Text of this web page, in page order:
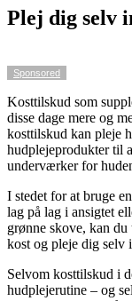
Plej dig selv
Sponsored
Kosttilskud som
disse dage mere og
kosttilskud kan pleje
hudplejeprodukter til
underværker for
I stedet for at bruge
lag på lag i ansigtet
grønne skove, kan
kost og pleje dig selv
Selvom kosttilskud i
hudplejerutine – og